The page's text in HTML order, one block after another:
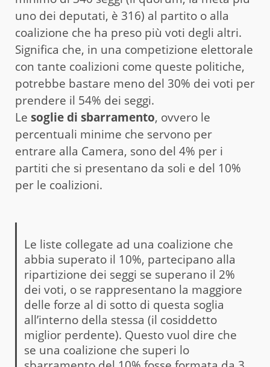
uno dei deputati, è 316) al partito o alla
coalizione che ha preso più voti degli altri.
Significa che, in una competizione elettorale
con tante coalizioni come queste politiche,
potrebbe bastare meno del 30% dei voti per
prendere il 54% dei seggi.
Le soglie di sbarramento, ovvero le
percentuali minime che servono per
entrare alla Camera, sono del 4% per i
partiti che si presentano da soli e del 10%
per le coalizioni.
Le liste collegate ad una coalizione che
abbia superato il 10%, partecipano alla
ripartizione dei seggi se superano il 2%
dei voti, o se rappresentano la maggiore
delle forze al di sotto di questa soglia
all’interno della stessa (il cosiddetto
miglior perdente). Questo vuol dire che
se una coalizione che superi lo